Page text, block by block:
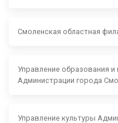
Смоленская областная
Управление образования
Администрации города
Управление культуры